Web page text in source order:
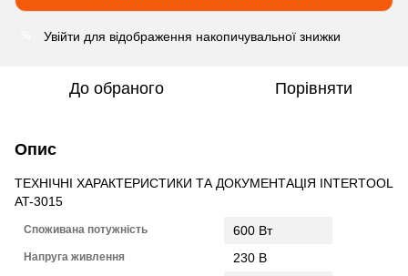
Увійти для відображення накопичувальної знижки
До обраного Порівняти
Опис
ТЕХНІЧНІ ХАРАКТЕРИСТИКИ ТА ДОКУМЕНТАЦІЯ INTERTOOL
AT-3015
Споживана потужність 600 Вт
Напруга живлення 230 В